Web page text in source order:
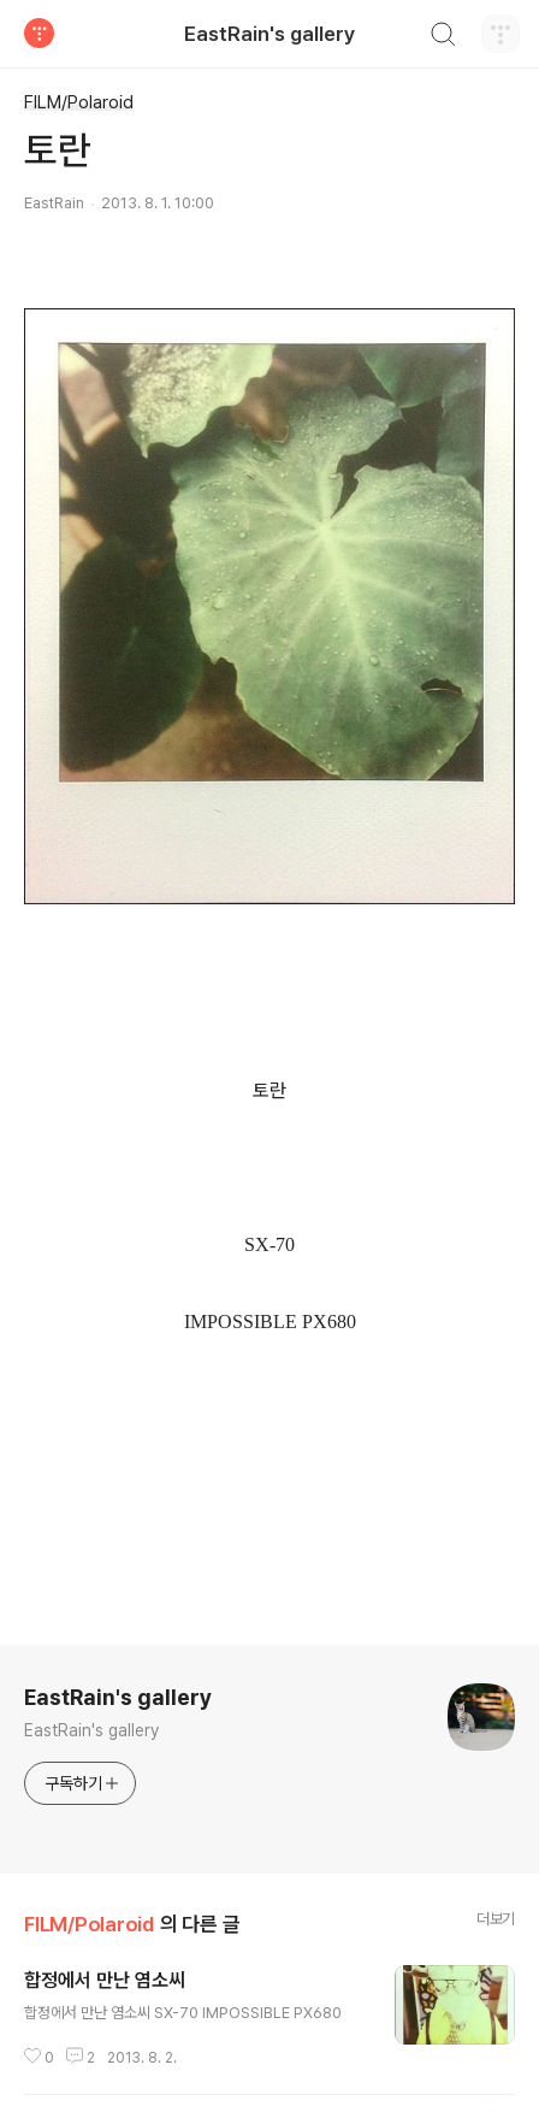
EastRain's gallery
FILM/Polaroid
토란
EastRain 2013. 8. 1. 10:00
토란
SX-70
IMPOSSIBLE PX680
EastRain's gallery
EastRain's gallery
구독하기
FILM/Polaroid 의 다른 글 더보기
합정에서 만난 염소씨
합정에서 만난 염소씨 SX-70 IMPOSSIBLE PX680
0 2 2013. 8. 2.